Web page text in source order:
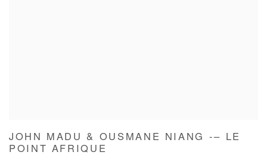
JOHN MADU & OUSMANE NIANG -– LE
POINT AFRIQUE